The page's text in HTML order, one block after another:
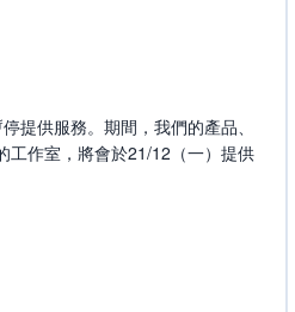
提供服務。期間，我們的產品、
工作室，將會於21/12（一）提供